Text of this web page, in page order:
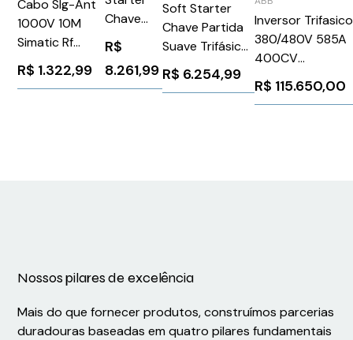
Cabo Slg-Ant
1000V 10M
Simatic Rf
Siemens
6GT28150BN10
R$ 1.322,99
Chave
Partida
Suave
Trifásica
Motores
R$
8.261,99
Soft Starter
Chave Partida
Suave Trifásico
400-600V 72A
24V Siemens
3RW40381TB05
R$ 6.254,99
Inversor Trifasico
380/480V 585A
400CV
ABB 1267421
R$ 115.650,00
Nossos pilares de excelência
Mais do que fornecer produtos, construímos parcerias
duradouras baseadas em quatro pilares fundamentais